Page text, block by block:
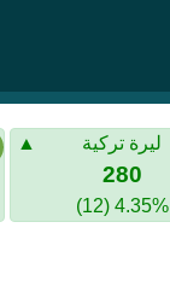
ليرة تركية
280
4.35% (12)